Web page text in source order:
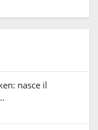
nasce il